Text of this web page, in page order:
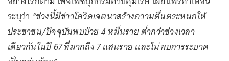
ระบุว่า “ช่วงนี้มีข่าวโควิดเจตนาสร้างความตื่นตระหนกให้
ประชาชน/ปัจจุบันพบป่วย 4 หมื่นราย ต่ำกว่าช่วงเวลา
เดียวกันในปี 67 ที่มากถึง 7 แสนราย และไม่พบการระบาด